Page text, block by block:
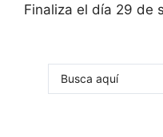
Finaliza el día 29 de